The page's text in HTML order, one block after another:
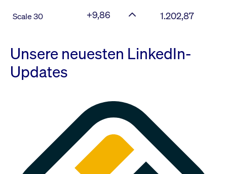
Scale 30 +9,86 1.202,87
Unsere neuesten LinkedIn-
Updates